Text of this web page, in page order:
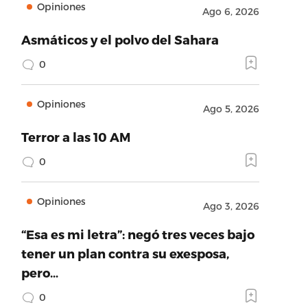
Opiniones Ago 6, 2026
Asmáticos y el polvo del Sahara
0
Opiniones Ago 5, 2026
Terror a las 10 AM
0
Opiniones Ago 3, 2026
“Esa es mi letra”: negó tres veces bajo
tener un plan contra su exesposa,
pero…
0